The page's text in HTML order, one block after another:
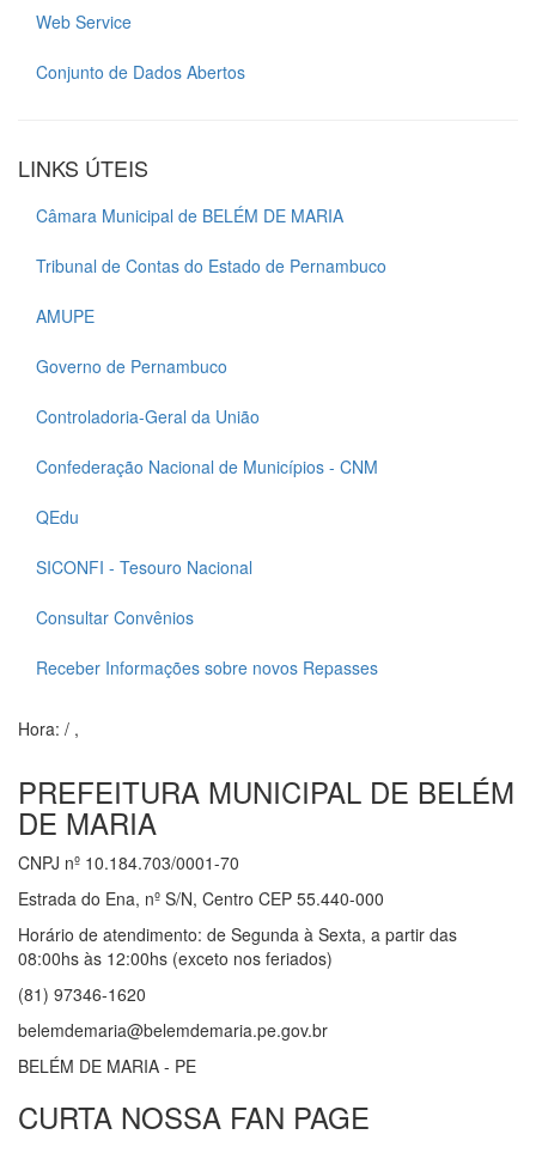
Web Service
Conjunto de Dados Abertos
LINKS ÚTEIS
Câmara Municipal de BELÉM DE MARIA
Tribunal de Contas do Estado de Pernambuco
AMUPE
Governo de Pernambuco
Controladoria-Geral da União
Confederação Nacional de Municípios - CNM
QEdu
SICONFI - Tesouro Nacional
Consultar Convênios
Receber Informações sobre novos Repasses
Hora: / ,
PREFEITURA MUNICIPAL DE BELÉM
DE MARIA
CNPJ nº 10.184.703/0001-70
Estrada do Ena, nº S/N, Centro CEP 55.440-000
Horário de atendimento: de Segunda à Sexta, a partir das
08:00hs às 12:00hs (exceto nos feriados)
(81) 97346-1620
belemdemaria@belemdemaria.pe.gov.br
BELÉM DE MARIA - PE
CURTA NOSSA FAN PAGE